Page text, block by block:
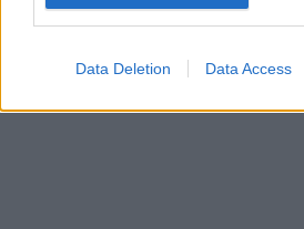
Data Deletion Data Access